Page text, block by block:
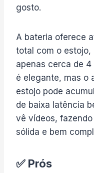
gosto.
A bateria oferece
total com o estojo,
apenas cerca de
é elegante, mas o
estojo pode
de baixa latência
vê vídeos,
sólida e bem
✅ Prós